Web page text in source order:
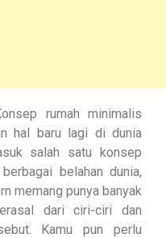
rumah minimalis
hal baru lagi di dunia
salah satu konsep
belahan dunia,
memang punya banyak
dari ciri-ciri dan
Kamu pun perlu